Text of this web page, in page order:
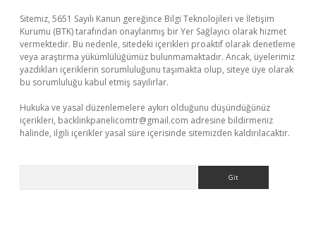
Sitemiz, 5651 Sayılı Kanun gereğince Bilgi Teknolojileri ve İletişim
Kurumu (BTK) tarafından onaylanmış bir Yer Sağlayıcı olarak hizmet
vermektedir. Bu nedenle, sitedeki içerikleri proaktif olarak denetleme
veya araştırma yükümlülüğümüz bulunmamaktadır. Ancak, üyelerimiz
yazdıkları içeriklerin sorumluluğunu taşımakta olup, siteye üye olarak
bu sorumluluğu kabul etmiş sayılırlar.
Hukuka ve yasal düzenlemelere aykırı olduğunu düşündüğünüz
içerikleri, backlinkpanelicomtr@gmail.com adresine bildirmeniz
halinde, ilgili içerikler yasal süre içerisinde sitemizden kaldırılacaktır.